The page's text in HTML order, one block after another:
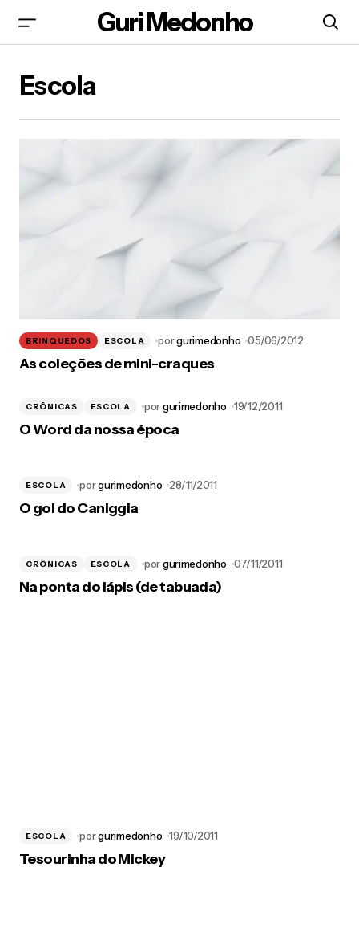
Guri Medonho
Escola
BRINQUEDOS ESCOLA porgurimedonho 05/06/2012
As coleções de mini-craques
CRÔNICAS ESCOLA porgurimedonho 19/12/2011
O Word da nossa época
ESCOLA porgurimedonho 28/11/2011
O gol do Caniggia
CRÔNICAS ESCOLA porgurimedonho 07/11/2011
Na ponta do lápis (de tabuada)
ESCOLA porgurimedonho 19/10/2011
Tesourinha do Mickey